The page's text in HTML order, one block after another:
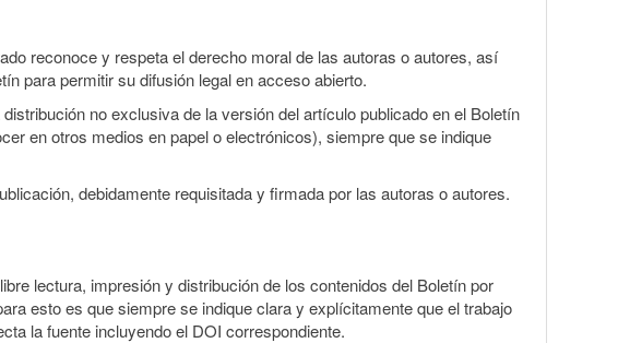
reconoce y respeta el derecho moral de las autoras o autores, así
para permitir su difusión legal en acceso abierto.
no exclusiva de la versión del artículo publicado en el Boletín
en otros medios en papel o electrónicos), siempre que se indique
debidamente requisitada y firmada por las autoras o autores.
lectura, impresión y distribución de los contenidos del Boletín por
esto es que siempre se indique clara y explícitamente que el trabajo
la fuente incluyendo el DOI correspondiente.